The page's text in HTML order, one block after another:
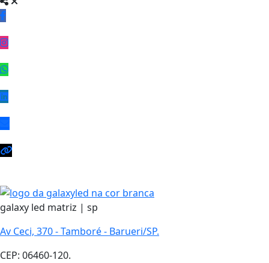
galaxy led matriz | sp
Av Ceci, 370 - Tamboré - Barueri/SP.
CEP: 06460-120.